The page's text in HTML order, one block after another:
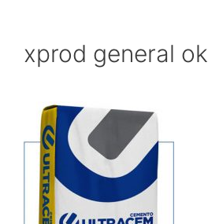
xprod general ok